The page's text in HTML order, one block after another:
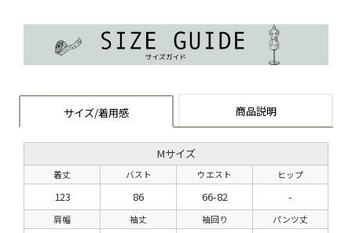
サイズ/着用感 商品説明
Mサイズ
着丈 バスト ウエスト ヒップ
123 86 66-82 -
肩幅 袖丈 袖回り パンツ丈